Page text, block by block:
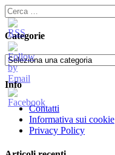
Ricerca
per:
Categorie
Categorie
Info
Contatti
Informativa sui cookie
Privacy Policy